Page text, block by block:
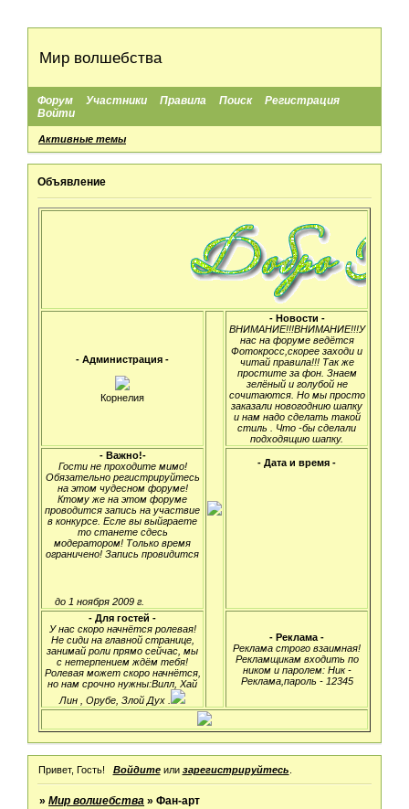
Мир волшебства
Форум Участники Правила Поиск
Регистрация
Войти
Активные темы
Объявление
- Администрация -
Корнелия
- Новости -
ВНИМАНИЕ!!!ВНИМАНИЕ!!!У
нас на форуме ведётся
Фотокросс,скорее заходи и
читай правила!!! Так же
простите за фон. Знаем
зелёный и голубой не
сочитаются. Но мы просто
заказали новогоднию шапку
и нам надо сделать такой
стиль . Что -бы сделали
подходящию шапку.
- Важно!-
Гости не проходите мимо!
Обязательно регистрируйтесь
на этом чудесном форуме!
Ктому же на этом форуме
проводится запись на участвие
в конкурсе. Есле вы выйграете
то станете сдесь
модератором! Только время
ограничено! Запись провидится
до 1 ноября 2009 г.
- Дата и время -
- Для гостей -
У нас скоро начнётся ролевая!
Не сиди на главной странице,
занимай роли прямо сейчас, мы
с нетерпением ждём тебя!
Ролевая может скоро начнётся,
но нам срочно нужны:Вилл, Хай
Лин , Орубе, Злой Дух .
- Реклама -
Реклама строго взаимная!
Рекламщикам входить по
ником и паролем: Ник -
Реклама,пароль - 12345
Привет, Гость! Войдитеили зарегистрируйтесь
»Мир волшебства »Фан-арт